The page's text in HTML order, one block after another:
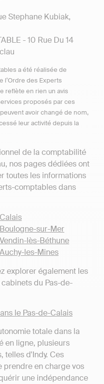
Stephane Kubiak,
- 10 Rue Du 14
a été réalisée de
l’Ordre des Experts
reflète en rien un avis
proposés par ces
avoir changé de nom,
leur activité depuis la
de la comptabilité
nos pages dédiées ont
toutes les informations
comptables dans
sur-Mer
lès-Béthune
les-Mines
explorer également les
du Pas-de-
le Pas-de-Calais
totale dans la
en ligne, plusieurs
telles d'Indy. Ces
prendre en charge vos
une indépendance